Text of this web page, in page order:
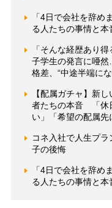
「4日で会社を辞め
る人たちの事情と本
「そんな経歴あり
子学生の発言に唖
格差、“中途半端に
【配属ガチャ】新
者たちの本音 「休
い」「希望の配属先
コネ入社で人生プ
子の後悔
「4日で会社を辞め
る人たちの事情と本